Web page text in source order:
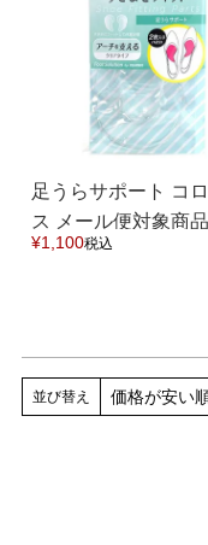
サンダル
シューズケア
セール会場
tutumo -つつも-
足うらサポート コ
ス メール便対象商
着チケット対象外】
¥1,100税込
並び替え 価格が安い